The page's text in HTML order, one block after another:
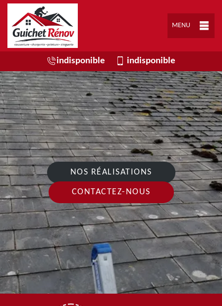
MENU
indisponible indisponible
NOS RÉALISATIONS
CONTACTEZ-NOUS